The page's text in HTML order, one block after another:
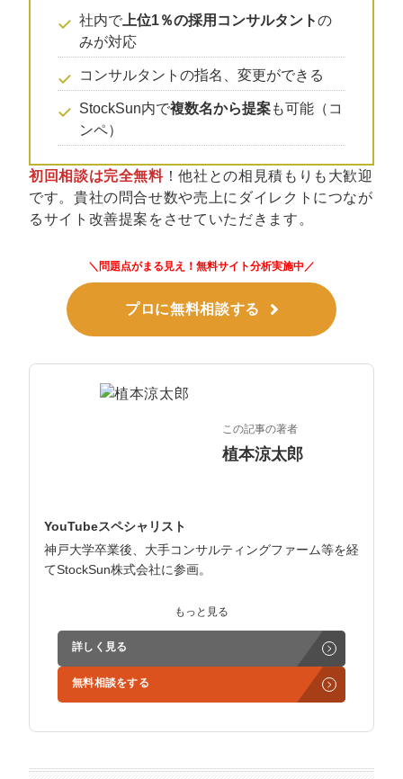
マーケマネージャー
カスタマーサクセスマネージャー
常勤監査役
募集要項一覧
社内で 上位1％の採用コンサルタントの
みが対応
コンサルタントの指名、変更ができる
StockSun内で複数名から提案も可能（コ
ンペ）
初回相談は完全無料！他社との相見積もりも大歓迎
です。貴社の問合せ数や売上にダイレクトにつなが
るサイト改善提案をさせていただきます。
＼問題点がまる見え！無料サイト分析実施中／
プロに無料相談する
この記事の著者
植本涼太郎
YouTubeスペシャリスト
神戸大学卒業後、大手コンサルティングファーム等を経
てStockSun株式会社に参画。
年収チャンネル立上げ責任者を担当後、YouTubeを基軸
とした企業マーケティングの戦略立案～実行を担当。商
品開発者、SNSコンサル、動画制作会社等をチームとし
て統括。
スだけでなく、売上拡大/採用向上等の事業課題の解決
もっと見る
詳しく見る
無料相談をする